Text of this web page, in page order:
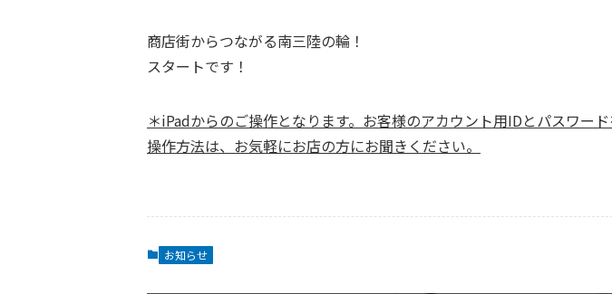
商店街からつながる南三陸の輪！
スタートです！
＊iPadからのご操作となります。お客様のアカウント用IDとパスワー
操作方法は、お気軽にお店の方にお聞きください。
お知らせ